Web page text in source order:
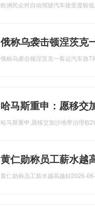
欧洲民众对自动驾驶汽车接受度较低
俄称乌袭击顿涅茨克
俄称乌袭击顿涅茨克一客运汽车致7
哈马斯重申：愿移交
哈马斯重申,愿移交加沙地带治理权
黄仁勋称员工薪水越
黄仁勋称员工薪水越高越好2026-